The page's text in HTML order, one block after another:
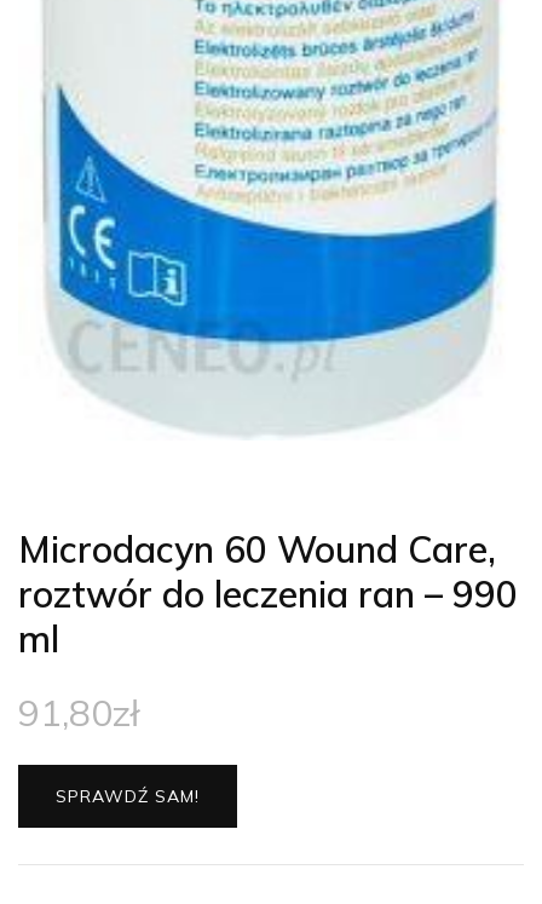
Microdacyn 60 Wound Care,
roztwór do leczenia ran – 990
ml
91,80zł
SPRAWDŹ SAM!